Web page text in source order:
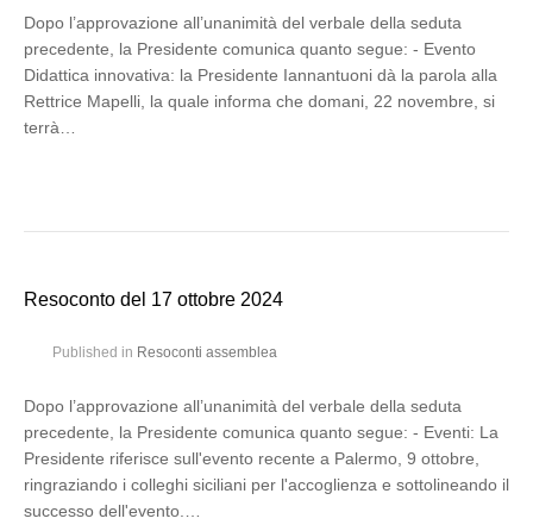
Dopo l’approvazione all’unanimità del verbale della seduta
precedente, la Presidente comunica quanto segue: - Evento
Didattica innovativa: la Presidente Iannantuoni dà la parola alla
Rettrice Mapelli, la quale informa che domani, 22 novembre, si
terrà…
Resoconto del 17 ottobre 2024
Published in Resoconti assemblea
Dopo l’approvazione all’unanimità del verbale della seduta
precedente, la Presidente comunica quanto segue: - Eventi: La
Presidente riferisce sull'evento recente a Palermo, 9 ottobre,
ringraziando i colleghi siciliani per l'accoglienza e sottolineando il
successo dell'evento.…